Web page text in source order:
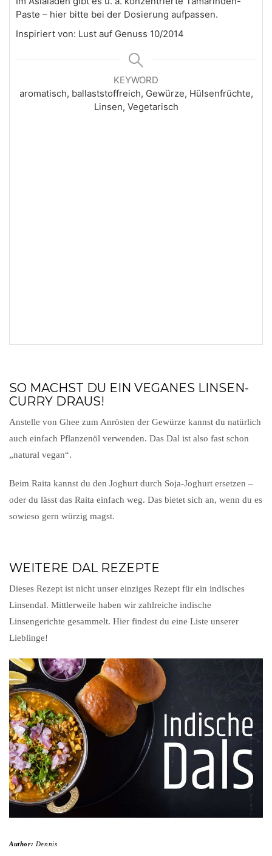
Paste – hier bitte bei der Dosierung aufpassen.
Inspiriert von: Lust auf Genuss 10/2014
KEYWORD
aromatisch, ballaststoffreich, Gewürze, Hülsenfrüchte,
Linsen, Vegetarisch
SO MACHST DU EIN VEGANES LINSEN-
CURRY DRAUS!
Anstelle von Ghee zum Anrösten der Gewürze kannst du natürlich
auch einfach Pflanzenöl verwenden. Das Dal ist also fast schon
„natural vegan“.
Beim Raita kannst du den Joghurt durch Soja-Joghurt ersetzen –
oder du lässt das Raita einfach weg. Das bietet sich an, wenn du es
sowieso gern würzig magst.
WEITERE DAL REZEPTE
Dieses Rezept ist nicht unser einziges Rezept für ein indisches
Linsendal. Mittlerweile haben wir zahlreiche indische
Linsengerichte gesammelt. Hier findest du eine Liste unserer
Lieblinge!
Author: Dennis